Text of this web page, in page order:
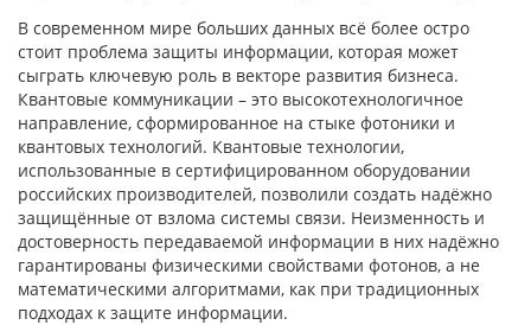
В современном мире больших данных всё более остро
стоит проблема защиты информации, которая может
сыграть ключевую роль в векторе развития бизнеса.
Квантовые коммуникации – это высокотехнологичное
направление, сформированное на стыке фотоники и
квантовых технологий. Квантовые технологии,
использованные в сертифицированном оборудовании
российских производителей, позволили создать надёжно
защищённые от взлома системы связи. Неизменность и
достоверность передаваемой информации в них надёжно
гарантированы физическими свойствами фотонов, а не
математическими алгоритмами, как при традиционных
подходах к защите информации.